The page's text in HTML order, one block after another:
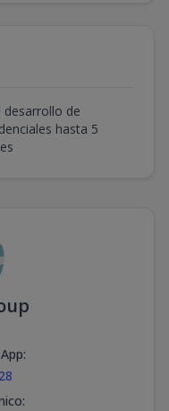
desarrollo de
hasta 5
:
: